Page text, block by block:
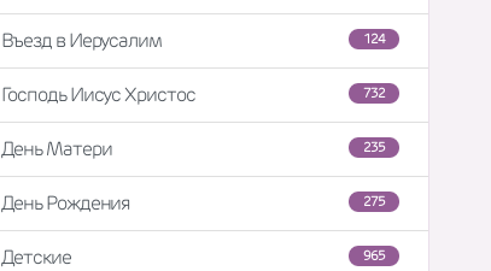
124
Въезд в Иерусалим
732
Господь Иисус Христос
235
День Матери
275
День Рождения
965
Детские